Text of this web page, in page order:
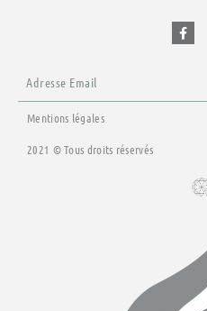
e
b
f
Mentions légales
2021 © Tous droits réservés